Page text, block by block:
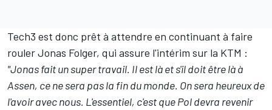
Tech3 est donc prêt à attendre en continuant à faire
roulerJonas Folger, qui assure l'intérim sur la KTM :
"Jonas fait un super travail. Il est là et s'il doit être là à
Assen, ce ne sera pas la fin du monde. On sera heureux de
l'avoir avec nous. L'essentiel, c'est que Pol devra revenir